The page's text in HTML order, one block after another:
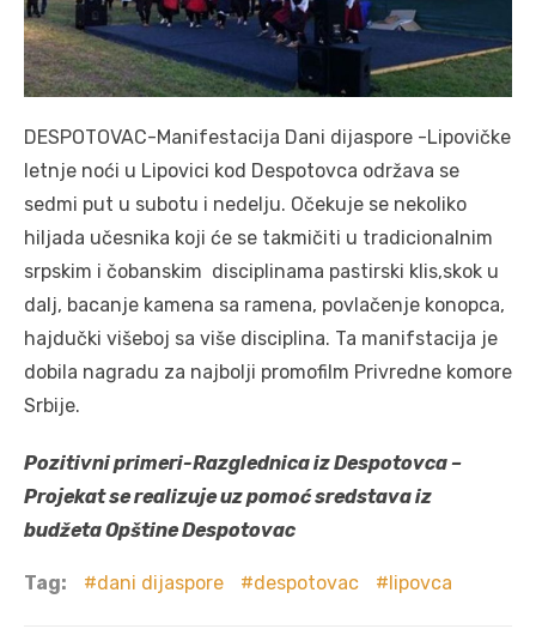
DESPOTOVAC-Manifestacija Dani dijaspore -Lipovičke
letnje noći u Lipovici kod Despotovca održava se
sedmi put u subotu i nedelju. Očekuje se nekoliko
hiljada učesnika koji će se takmičiti u tradicionalnim
srpskim i čobanskim disciplinama pastirski klis,skok u
dalj, bacanje kamena sa ramena, povlačenje konopca,
hajdučki višeboj sa više disciplina. Ta manifstacija je
dobila nagradu za najbolji promofilm Privredne komore
Srbije.
Pozitivni primeri-Razglednica iz Despotovca –
Projekat se realizuje uz pomoć sredstava iz
budžeta Opštine Despotovac
Tag: dani dijaspore despotovac lipovca